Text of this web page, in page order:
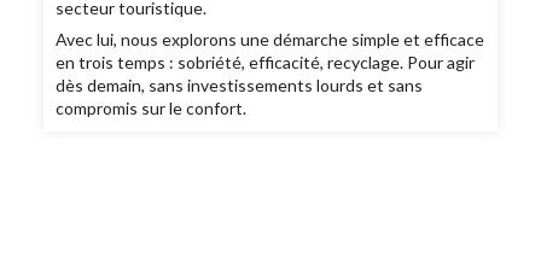
secteur touristique.
Avec lui, nous explorons une démarche simple et efficace
en trois temps : sobriété, efficacité, recyclage. Pour agir
dès demain, sans investissements lourds et sans
compromis sur le confort.